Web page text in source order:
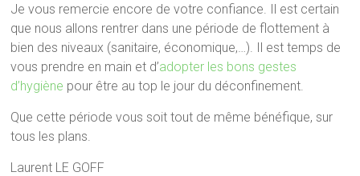
Je vous remercie encore de votre confiance. Il est certain
que nous allons rentrer dans une période de flottement à
bien des niveaux (sanitaire, économique,…). Il est temps de
vous prendre en main et d’adopter les bons gestes
d’hygiène pour être au top le jour du déconfinement.
Que cette période vous soit tout de même bénéfique, sur
tous les plans.
Laurent LE GOFF